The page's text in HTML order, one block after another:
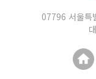
07796 서울특